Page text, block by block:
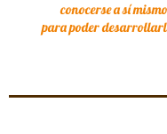
conocerse a sí mismo
para poder